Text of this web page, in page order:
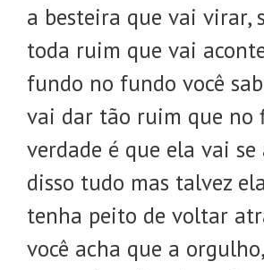
a besteira que vai virar,
toda ruim que vai
fundo no fundo você
vai dar tão ruim que no
verdade é que ela vai
disso tudo mas talvez
tenha peito de voltar
você acha que a